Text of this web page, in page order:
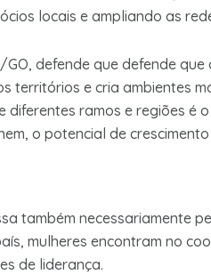
locais e ampliando as
defende que defende
territórios e cria ambientes
diferentes ramos e regiões é
o potencial de
também necessariamente
mulheres encontram no
de liderança.